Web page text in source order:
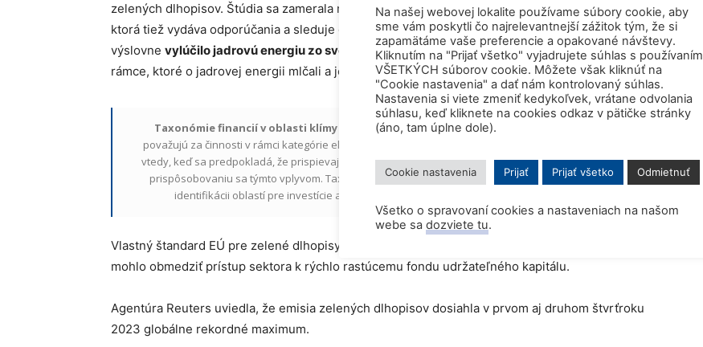
zelených dlhopisov. Štúdia sa zamerala na 30 bánk, ktoré monitoruje Rada pre finančnú stabilitu,
ktorá tiež vydáva odporúčania a sleduje globálny finančný systém. Zo sledovaných bánk 17
výslovne vylúčilo jadrovú energiu zo svojich rámcov zeleného financovania, zatiaľ čo 12 malo
rámce, ktoré o jadrovej energii mlčali a jedna takýto rámec nemala, uviedli vedci.
Taxonómie financií v oblasti klímysú klasifikačné systémy, ktoré identifikujú činnosti, ktoré sa
považujú za činnosti v rámci kategórie ekologicky orientovanej alebo ekologickej ekonomiky, zvyčajne
vtedy, keď sa predpokladá, že prispievajú k zmierňovaniu vplyvov súvisiacich so zmenou klímy alebo k
prispôsobovaniu sa týmto vplyvom. Taxonómie môžu viesť investorov a poskytovateľov kapitálu pri
identifikácii oblastí pre investície a mobilizácii kapitálu smerom k udržateľným činnostiam.
Vlastný štandard EÚ pre zelené dlhopisy zahŕňa jadrovú energiu. Vylúčenie z rámcov bánk by však
mohlo obmedziť prístup sektora k rýchlo rastúcemu fondu udržateľného kapitálu.
Agentúra Reuters uviedla, že emisia zelených dlhopisov dosiahla v prvom aj druhom štvrťroku
2023 globálne rekordné maximum.
Na našej webovej lokalite používame súbory cookie, aby
sme vám poskytli čo najrelevantnejší zážitok tým, že si
zapamätáme vaše preferencie a opakované návštevy.
Kliknutím na "Prijať všetko" vyjadrujete súhlas s používaním
VŠETKÝCH súborov cookie. Môžete však kliknúť na
"Cookie nastavenia" a dať nám kontrolovaný súhlas.
Nastavenia si viete zmeniť kedykoľvek, vrátane odvolania
súhlasu, keď kliknete na cookies odkaz v pätičke stránky
(áno, tam úplne dole).
Cookie nastavenia Prijať Prijať všetko Odmietnuť
Všetko o spravovaní cookies a nastaveniach na našom
webe sa dozviete tu.